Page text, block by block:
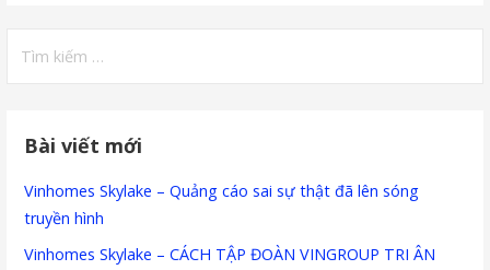
kiếm
Bài viết mới
Vinhomes Skylake – Quảng cáo sai sự thật đã lên sóng
truyền hình
Vinhomes Skylake – CÁCH TẬP ĐOÀN VINGROUP TRI ÂN